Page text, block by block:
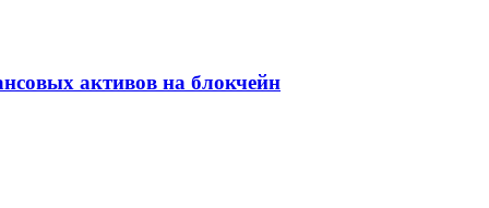
активов на блокчейн